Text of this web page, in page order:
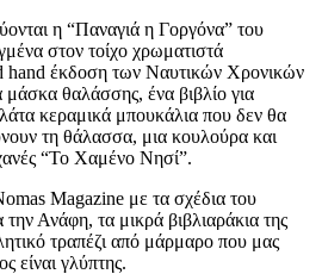
η “Παναγιά η Γοργόνα” του
στον τοίχο χρωματιστά
hand έκδοση των Ναυτικών Χρονικών
μάσκα θαλάσσης, ένα βιβλίο για
κεραμικά μπουκάλια που δεν θα
τη θάλασσα, μια κουλούρα και
“Το Χαμένο Νησί”.
Magazine με τα σχέδια του
Ανάφη, τα μικρά βιβλιαράκια της
τραπέζι από μάρμαρο που μας
είναι γλύπτης.